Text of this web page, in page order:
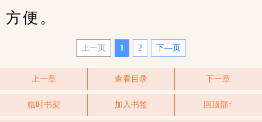
方便。
上一页 1 2 下—页
上一章 查看目录 下一章
临时书架 加入书签 回顶部↑